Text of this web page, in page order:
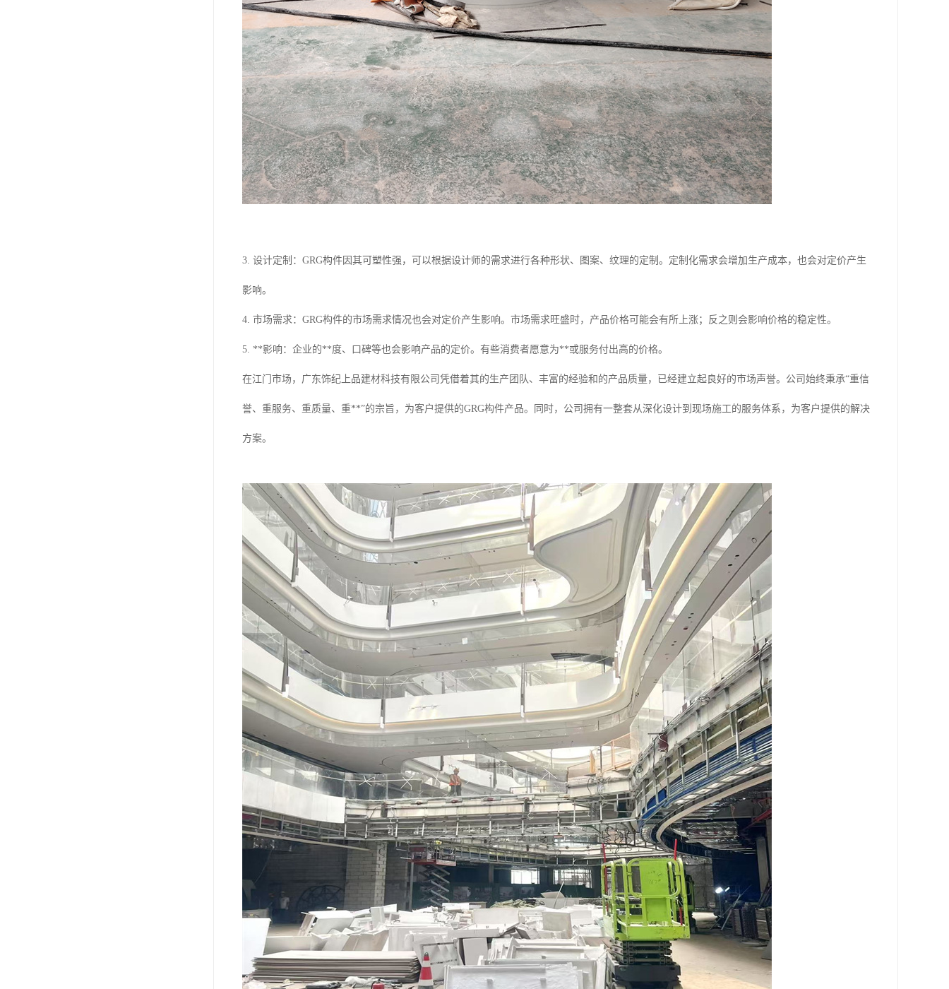
3. 设计定制：GRG构件因其可塑性强，可以根据设计师的需求进行各种形状、图案、纹理的定制。定制化需求会增加生产成本，也会对定价产生
影响。
4. 市场需求：GRG构件的市场需求情况也会对定价产生影响。市场需求旺盛时，产品价格可能会有所上涨；反之则会影响价格的稳定性。
5. **影响：企业的**度、口碑等也会影响产品的定价。有些消费者愿意为**或服务付出高的价格。
在江门市场，广东饰纪上品建材科技有限公司凭借着其的生产团队、丰富的经验和的产品质量，已经建立起良好的市场声誉。公司始终秉承“重信
誉、重服务、重质量、重**”的宗旨，为客户提供的GRG构件产品。同时，公司拥有一整套从深化设计到现场施工的服务体系，为客户提供的解决
方案。